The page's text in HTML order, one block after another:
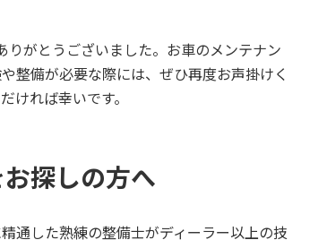
りがとうございました。お車のメンテナン
整備が必要な際には、ぜひ再度お声掛けく
ければ幸いです。
探しの方へ
通した熟練の整備士がディーラー以上の技